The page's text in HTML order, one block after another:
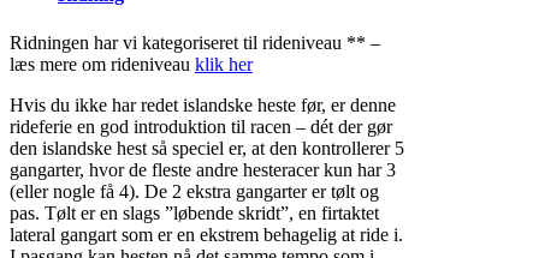
Ridningen har vi kategoriseret til rideniveau ** –
læs mere om rideniveau klik her
Hvis du ikke har redet islandske heste før, er denne
rideferie en god introduktion til racen – dét der gør
den islandske hest så speciel er, at den kontrollerer 5
gangarter, hvor de fleste andre hesteracer kun har 3
(eller nogle få 4). De 2 ekstra gangarter er tølt og
pas. Tølt er en slags ”løbende skridt”, en firtaktet
lateral gangart som er en ekstrem behagelig at ride i.